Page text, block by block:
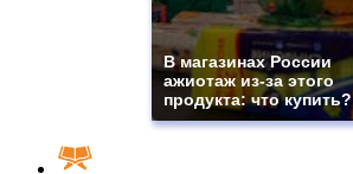
В магазинах России
ажиотаж из-за этого
продукта: что купить?